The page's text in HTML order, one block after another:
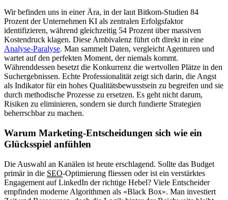
Wir befinden uns in einer Ära, in der laut Bitkom-Studien 84
Prozent der Unternehmen KI als zentralen Erfolgsfaktor
identifizieren, während gleichzeitig 54 Prozent über massiven
Kostendruck klagen. Diese Ambivalenz führt oft direkt in eine
Analyse-Paralyse. Man sammelt Daten, vergleicht Agenturen und
wartet auf den perfekten Moment, der niemals kommt.
Währenddessen besetzt die Konkurrenz die wertvollen Plätze in den
Suchergebnissen. Echte Professionalität zeigt sich darin, die Angst
als Indikator für ein hohes Qualitätsbewusstsein zu begreifen und sie
durch methodische Prozesse zu ersetzen. Es geht nicht darum,
Risiken zu eliminieren, sondern sie durch fundierte Strategien
beherrschbar zu machen.
Warum Marketing-Entscheidungen sich wie ein
Glücksspiel anfühlen
Die Auswahl an Kanälen ist heute erschlagend. Sollte das Budget
primär in die SEO-Optimierung fliessen oder ist ein verstärktes
Engagement auf LinkedIn der richtige Hebel? Viele Entscheider
empfinden moderne Algorithmen als «Black Box». Man investiert